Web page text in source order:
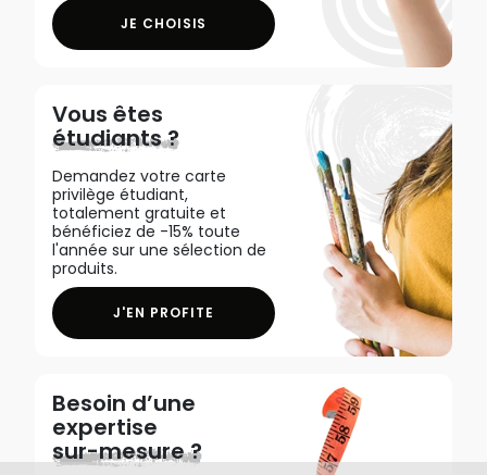
JE CHOISIS
Vous êtes
étudiants ?
Demandez votre carte
privilège étudiant,
totalement gratuite et
bénéficiez de -15% toute
l'année sur une sélection de
produits.
J'EN PROFITE
Besoin d’une
expertise
sur-mesure ?